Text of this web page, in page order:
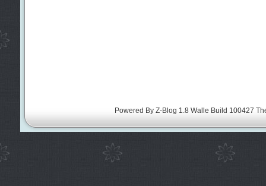
Powered By Z-Blog 1.8 Walle Build 100427